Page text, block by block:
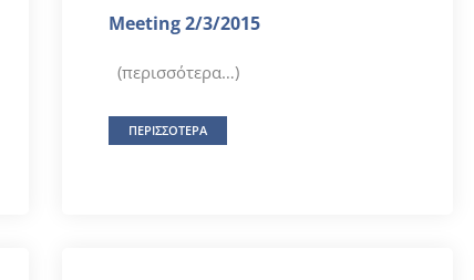
Meeting 2/3/2015
(περισσότερα…)
ΠΕΡΙΣΣΟΤΕΡΑ